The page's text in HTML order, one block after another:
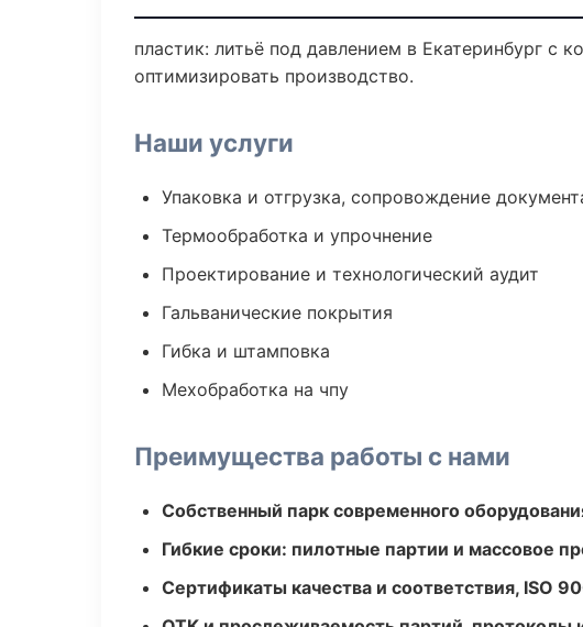
пластик: литьё под давлением в Екатеринбург с
оптимизировать производство.
Наши услуги
Упаковка и отгрузка, сопровождение
Термообработка и упрочнение
Проектирование и технологический аудит
Гальванические покрытия
Гибка и штамповка
Мехобработка на чпу
Преимущества работы с нами
Собственный парк современного
Гибкие сроки: пилотные партии и массовое
Сертификаты качества и соответствия, ISO